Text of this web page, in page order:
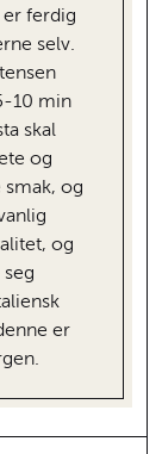
er ferdig
selv.
10 min
skal
og
smak, og
og
er